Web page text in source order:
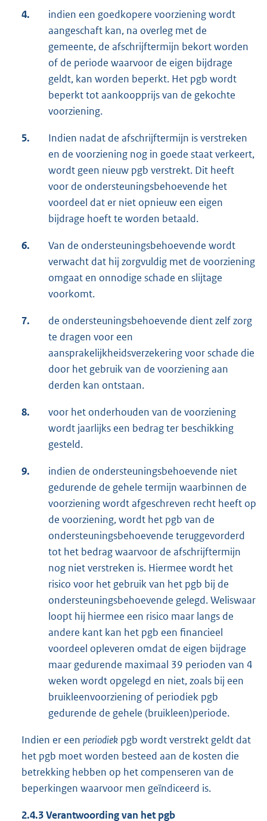
4.
indien een goedkopere voorziening wordt
aangeschaft kan, na overleg met de
gemeente, de afschrijftermijn bekort worden
of de periode waarvoor de eigen bijdrage
geldt, kan worden beperkt. Het pgb wordt
beperkt tot aankoopprijs van de gekochte
voorziening.
5.
Indien nadat de afschrijftermijn is verstreken
en de voorziening nog in goede staat verkeert,
wordt geen nieuw pgb verstrekt. Dit heeft
voor de ondersteuningsbehoevende het
voordeel dat er niet opnieuw een eigen
bijdrage hoeft te worden betaald.
6.
Van de ondersteuningsbehoevende wordt
verwacht dat hij zorgvuldig met de voorziening
omgaat en onnodige schade en slijtage
voorkomt.
7.
de ondersteuningsbehoevende dient zelf zorg
te dragen voor een
aansprakelijkheidsverzekering voor schade die
door het gebruik van de voorziening aan
derden kan ontstaan.
8.
voor het onderhouden van de voorziening
wordt jaarlijks een bedrag ter beschikking
gesteld.
9.
indien de ondersteuningsbehoevende niet
gedurende de gehele termijn waarbinnen de
voorziening wordt afgeschreven recht heeft op
de voorziening, wordt het pgb van de
ondersteuningsbehoevende teruggevorderd
tot het bedrag waarvoor de afschrijftermijn
nog niet verstreken is. Hiermee wordt het
risico voor het gebruik van het pgb bij de
ondersteuningsbehoevende gelegd. Weliswaar
loopt hij hiermee een risico maar langs de
andere kant kan het pgb een financieel
voordeel opleveren omdat de eigen bijdrage
maar gedurende maximaal 39 perioden van 4
weken wordt opgelegd en niet, zoals bij een
bruikleenvoorziening of periodiek pgb
gedurende de gehele (bruikleen)periode.
Indien er een periodiek pgb wordt verstrekt geldt dat
het pgb moet worden besteed aan de kosten die
betrekking hebben op het compenseren van de
beperkingen waarvoor men geïndiceerd is.
2.4.3 Verantwoording van het pgb